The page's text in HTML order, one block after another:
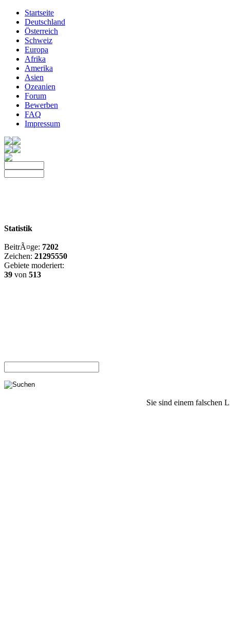
Startseite
Deutschland
Österreich
Schweiz
Europa
Afrika
Amerika
Asien
Ozeanien
Forum
Bewerben
FAQ
Impressum
Statistik
BeitrÃ¤ge: 7202
Zeichen: 21295550
Gebiete moderiert:
39 von 513
Sie sind einem falschen